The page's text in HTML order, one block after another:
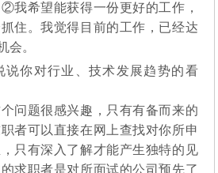
我希望能获得一份更好的工作，
住。我觉得目前的工作，已经达
会。
说你对行业、技术发展趋势的看
问题很感兴趣，只有有备而来的
者可以直接在网上查找对你所申
只有深入了解才能产生独特的见
求职者是对所面试的公司预先了